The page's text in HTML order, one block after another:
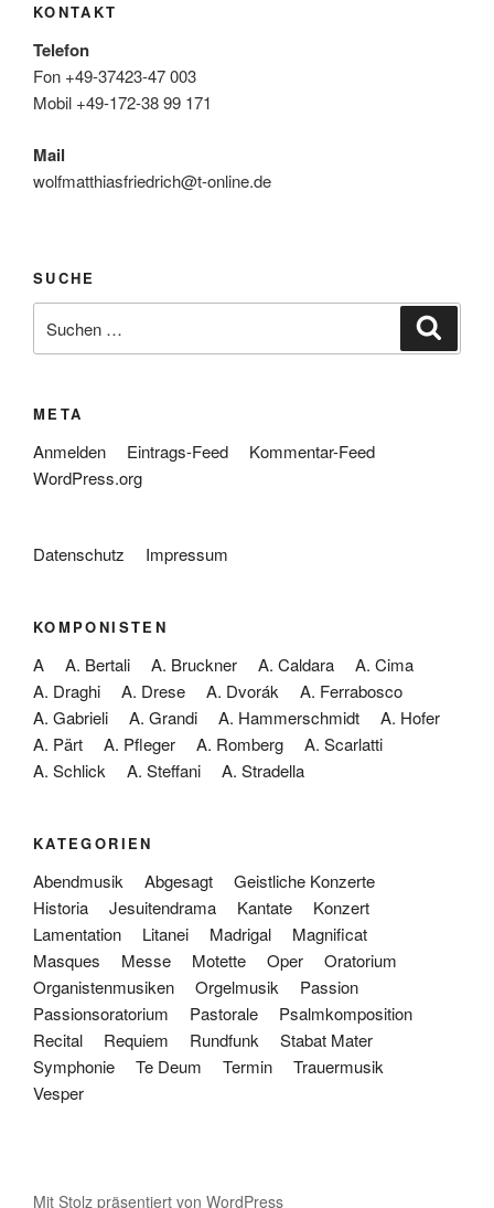
KONTAKT
Telefon
Fon +49-37423-47 003
Mobil +49-172-38 99 171
Mail
wolfmatthiasfriedrich@t-online.de
SUCHE
nach:
META
Anmelden Eintrags-Feed
Kommentar-Feed
WordPress.org
Datenschutz Impressum
KOMPONISTEN
A A. Bertali A. Bruckner A. Caldara
A. Cima
A. Draghi
A. Drese A. Dvorák
A. Ferrabosco
A. Gabrieli
A. Grandi A. Hammerschmidt
A. Hofer
A. Pärt
A. Pfleger A. Romberg
A. Scarlatti
A. Schlick
A. Steffani A. Stradella
KATEGORIEN
Abendmusik Abgesagt
Geistliche Konzerte
Historia
Jesuitendrama Kantate
Konzert
Lamentation
Litanei Madrigal
Magnificat
Masques
Messe Motette Oper
Oratorium
Organistenmusiken
Orgelmusik
Passion
Passionsoratorium
Pastorale
Psalmkomposition
Recital
Requiem Rundfunk
Stabat Mater
Symphonie
Te Deum Termin
Trauermusik
Vesper
Mit Stolz präsentiert von WordPress